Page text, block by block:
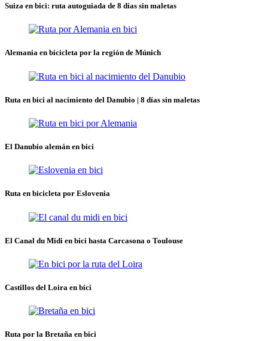
Suiza en bici: ruta autoguiada de 8 días sin maletas
Alemania en bicicleta por la región de Múnich
Ruta en bici al nacimiento del Danubio | 8 días sin maletas
El Danubio alemán en bici
Ruta en bicicleta por Eslovenia
El Canal du Midi en bici hasta Carcasona o Toulouse
Castillos del Loira en bici
Ruta por la Bretaña en bici